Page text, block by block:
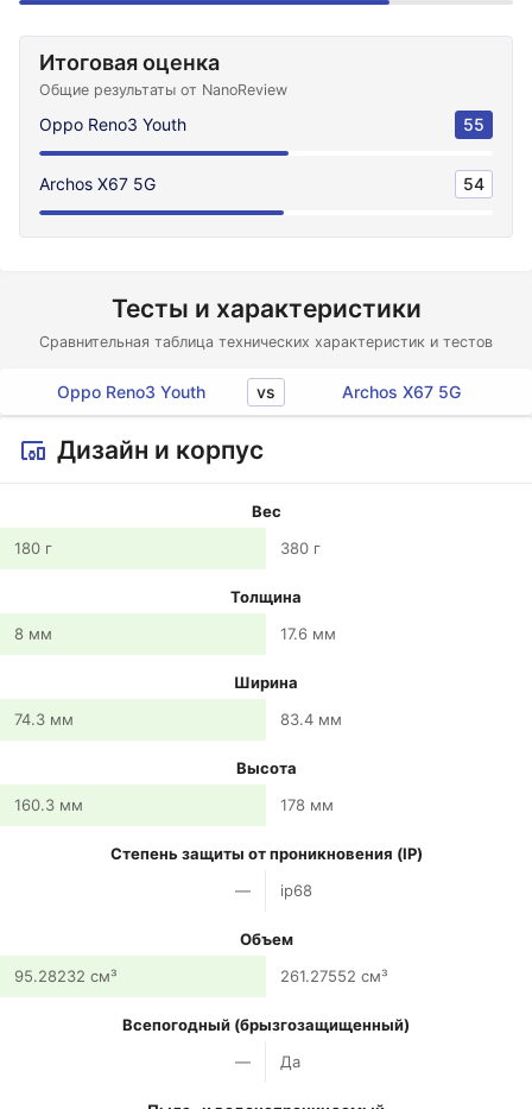
Итоговая оценка
Общие результаты от NanoReview
Oppo Reno3 Youth 55
Archos X67 5G 54
Тесты и характеристики
Сравнительная таблица технических характеристик и тестов
Oppo Reno3 Youth vs Archos X67 5G
Дизайн и корпус
Вес
180 г
380 г
Толщина
8 мм
17.6 мм
Ширина
74.3 мм
83.4 мм
Высота
160.3 мм
178 мм
Степень защиты от проникновения (IP)
—
ip68
Объем
95.28232 см³
261.27552 см³
Всепогодный (брызгозащищенный)
—
Да